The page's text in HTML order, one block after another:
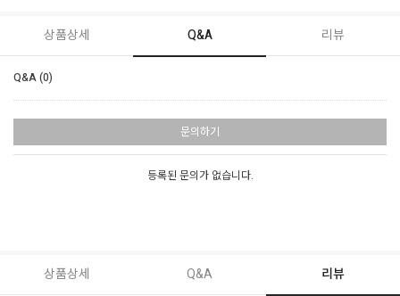
상품상세 Q&A 리뷰
Q&A (0)
문의하기
등록된 문의가 없습니다.
상품상세 Q&A 리뷰